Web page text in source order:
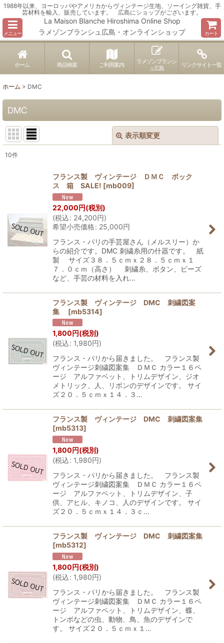
1988年以来、ヨーロッパやアメリカからヴィンテージ生地、ソーイング雑貨、手
芸材料を輸入、販売しています。 広島にショップがございます。
メニュー
La Maison Blanche Hiroshima Online Shop
ラメゾンブランシュ広島・オンラインショップ
カート
ホーム 商品検索 ご利用案内
ラメゾンブランシ
ュ広島
リンクサイト一覧
ホーム > DMC
DMC
表示順変更
絞り込む
10件
フランス製 ヴィンテージ ＤＭＣ ボック
ス 箱 SALE! [mb009]
22,000円(税別)
(税込: 24,200円)
希望小売価格: 25,000円
フランス・パリの手芸屋さん（メルスリー）か
らの紹介です。DMC 刺繍糸用の什器です。 紙
製 サイズ３８．５ｃｍｘ２８．５ｃｍｘ１
７．０ｃｍ（高さ） 刺繍糸、ボタン、ビーズ
など、手芸の材料を入れ…
フランス製 ヴィンテージ DMC 刺繍図案
集
[mb5314]
1,800円(税別)
(税込: 1,980円)
フランス・パリから届きました。 フランス製
ヴィンテージ刺繍図案集 ＤＭＣ カラー１６ペ
ージ アルファベット、トリムデザイン、ジオ
メトリック、人、リボンのデザインです。 サイ
ズ２０．５ｃｍｘ１４．３…
フランス製 ヴィンテージ DMC 刺繍図案集
[mb5313]
1,800円(税別)
(税込: 1,980円)
フランス・パリから届きました。 フランス製
ヴィンテージ刺繍図案集 ＤＭＣ カラー１６ペ
ージ アルファベット、トリムデザイン、子
供、アヒル、キノコ、人のデザインです。 サイ
ズ２０．５ｃｍｘ１４．３ｃ…
フランス製 ヴィンテージ DMC 刺繍図案集
[mb5312]
1,800円(税別)
(税込: 1,980円)
フランス・パリから届きました。 フランス製
ヴィンテージ刺繍図案集 ＤＭＣ カラー１６ペ
ージ アルファベット、トリムデザイン、蝶、
トンボなどの虫、動物、鳥、魚のデザインで
す。 サイズ２０．５ｃｍｘ１…